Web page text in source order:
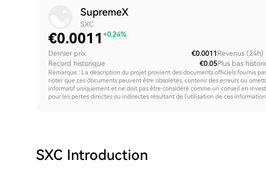
SupremeX
SXC
€0.0011 +0.24%
Dernier prix
€0.0011
Record historique
€0.05
Revenus (24h)
Plus bas
Remarque : La description du projet provient des documents officiels fournis
noter que ces documents peuvent être obsolètes, contenir des erreurs ou
informatif uniquement et ne doit pas être considéré comme un conseil en
pour les pertes directes ou indirectes résultant de l'utilisation de ces
SXC Introduction